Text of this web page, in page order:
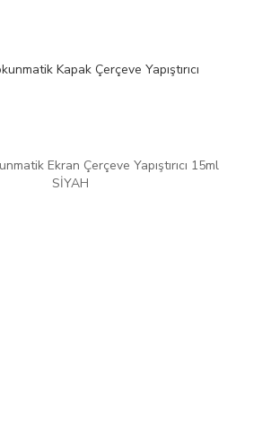
Kapak Çerçeve Yapıştırıcı